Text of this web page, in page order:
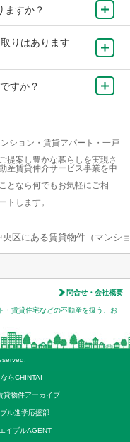
ますか？
りはあります
すか？
ション・賃貸アパート・一戸
提案し豊かな暮らしを実現さ
産賃貸仲介サービス事業を中
となら何でもお気軽にご相
トします。
央区にある賃貸物件（マンシ
問合せ・会社概要
・賃貸住宅などの不動産を扱う、お
らCHINTAI
貸物件アーカイブ
ル進学応援部
イブルAGENT